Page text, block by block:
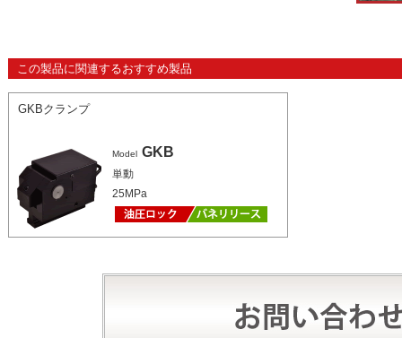
この製品に関連するおすすめ製品
GKBクランプ
Model GKB
単動
25MPa